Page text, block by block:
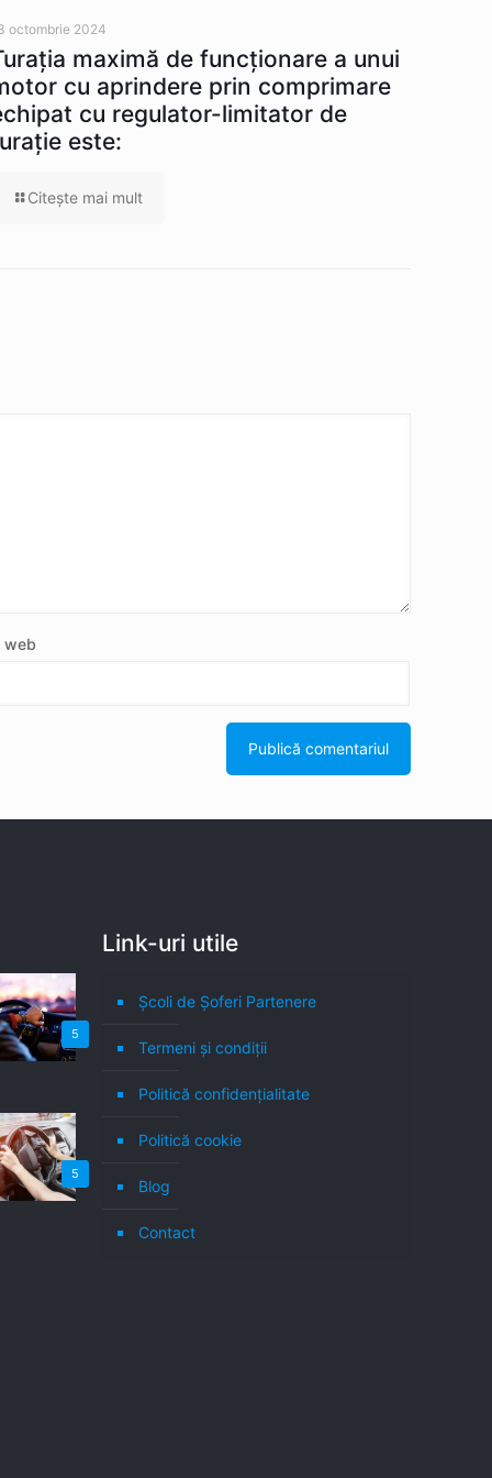
octombrie 2024
maximă de funcționare a unui
cu aprindere prin comprimare
cu regulator-limitator de
este:
Citeşte mai mult
web
5
5
Link-uri utile
Școli de Șoferi Partenere
Termeni şi condiţii
Politică confidenţialitate
Politică cookie
Blog
Contact